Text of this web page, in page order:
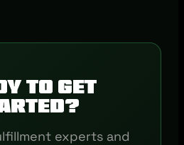
to get
experts and